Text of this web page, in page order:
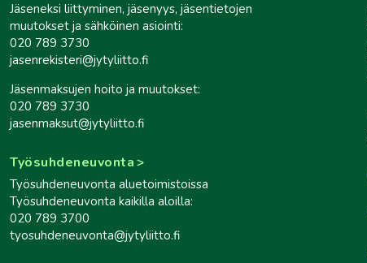
Jäseneksi liittyminen, jäsenyys, jäsentietojen
muutokset ja sähköinen asiointi:
020 789 3730
jasenrekisteri@jytyliitto.fi
Jäsenmaksujen hoito ja muutokset:
020 789 3730
jasenmaksut@jytyliitto.fi
Työsuhdeneuvonta
Työsuhdeneuvonta aluetoimistoissa
Työsuhdeneuvonta kaikilla aloilla:
020 789 3700
tyosuhdeneuvonta@jytyliitto.fi